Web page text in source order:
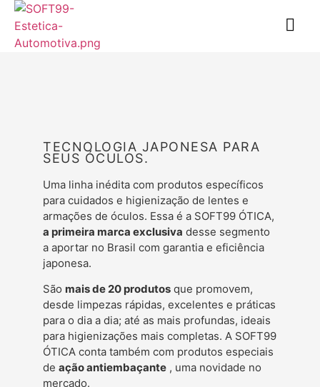
TECNOLOGIA JAPONESA PARA
SEUS ÓCULOS.
Uma linha inédita com produtos específicos
para cuidados e higienização de lentes e
armações de óculos. Essa é a SOFT99 ÓTICA,
a primeira marca exclusiva desse segmento
a aportar no Brasil com garantia e eficiência
japonesa.
São mais de 20 produtos que promovem,
desde limpezas rápidas, excelentes e práticas
para o dia a dia; até as mais profundas, ideais
para higienizações mais completas. A SOFT99
ÓTICA conta também com produtos especiais
de ação antiembaçante , uma novidade no
mercado.